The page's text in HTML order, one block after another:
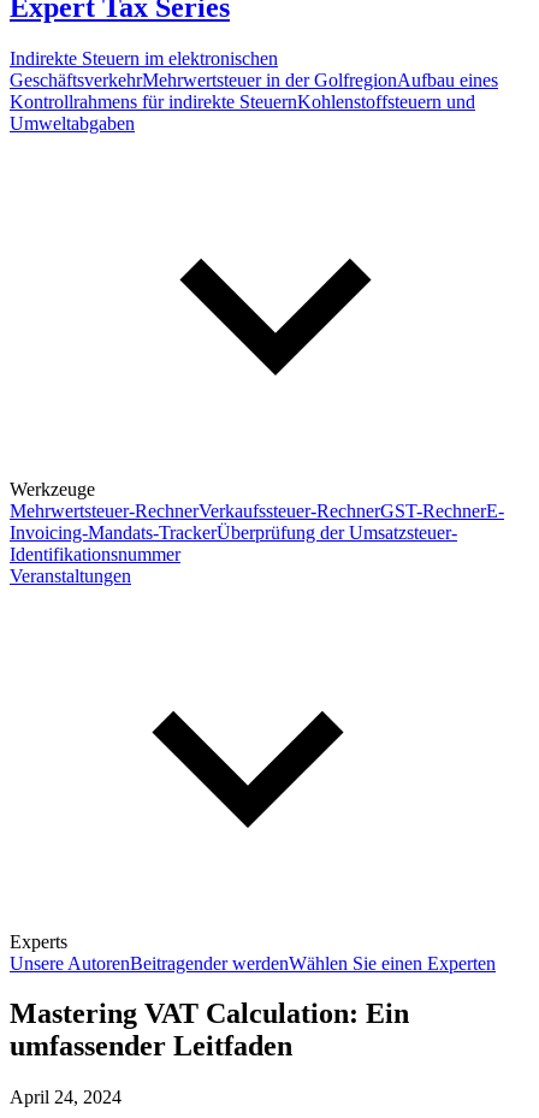
Expert Tax Series
Indirekte Steuern im elektronischen
GeschäftsverkehrMehrwertsteuer in der GolfregionAufbau eines
Kontrollrahmens für indirekte SteuernKohlenstoffsteuern und
Umweltabgaben
Werkzeuge
Mehrwertsteuer-RechnerVerkaufssteuer-RechnerGST-RechnerE-
Invoicing-Mandats-TrackerÜberprüfung der Umsatzsteuer-
Identifikationsnummer
Veranstaltungen
Experts
Unsere AutorenBeitragender werdenWählen Sie einen Experten
Mastering VAT Calculation: Ein
umfassender Leitfaden
April 24, 2024